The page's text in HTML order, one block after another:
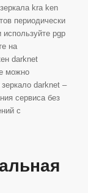
kra ken
периодически
pgp
на
darknet
можно
darknet –
сервиса без
с